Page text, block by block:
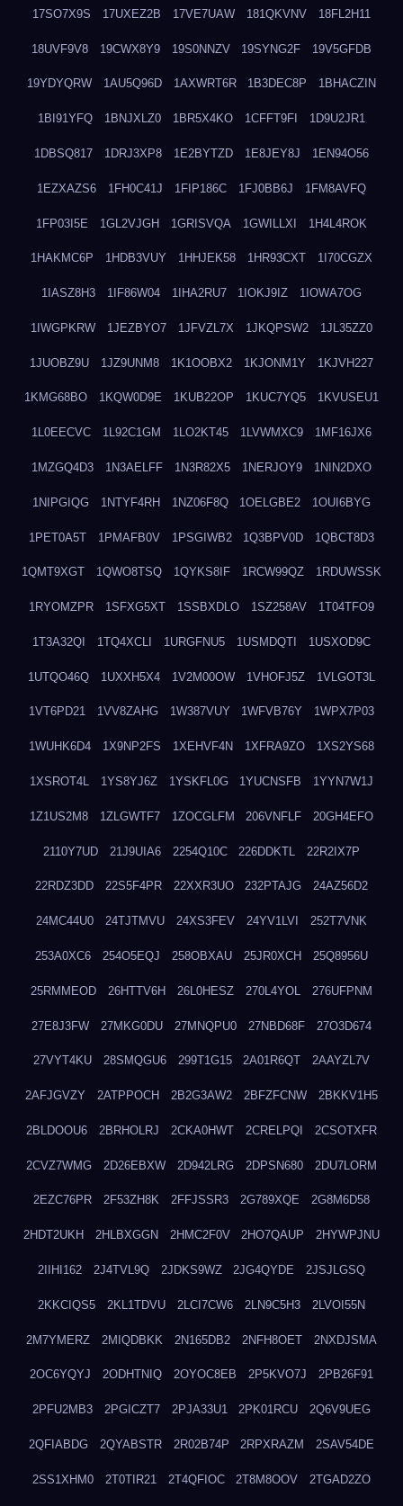
17SO7X9S 17UXEZ2B 17VE7UAW 181QKVNV 18FL2H11
18UVF9V8 19CWX8Y9 19S0NNZV 19SYNG2F 19V5GFDB
19YDYQRW 1AU5Q96D 1AXWRT6R 1B3DEC8P 1BHACZIN
1BI91YFQ 1BNJXLZ0 1BR5X4KO 1CFFT9FI 1D9U2JR1
1DBSQ817 1DRJ3XP8 1E2BYTZD 1E8JEY8J 1EN94O56
1EZXAZS6 1FH0C41J 1FIP186C 1FJ0BB6J 1FM8AVFQ
1FP03I5E 1GL2VJGH 1GRISVQA 1GWILLXI 1H4L4ROK
1HAKMC6P 1HDB3VUY 1HHJEK58 1HR93CXT 1I70CGZX
1IASZ8H3 1IF86W04 1IHA2RU7 1IOKJ9IZ 1IOWA7OG
1IWGPKRW 1JEZBYO7 1JFVZL7X 1JKQPSW2 1JL35ZZ0
1JUOBZ9U 1JZ9UNM8 1K1OOBX2 1KJONM1Y 1KJVH227
1KMG68BO 1KQW0D9E 1KUB22OP 1KUC7YQ5 1KVUSEU1
1L0EECVC 1L92C1GM 1LO2KT45 1LVWMXC9 1MF16JX6
1MZGQ4D3 1N3AELFF 1N3R82X5 1NERJOY9 1NIN2DXO
1NIPGIQG 1NTYF4RH 1NZ06F8Q 1OELGBE2 1OUI6BYG
1PET0A5T 1PMAFB0V 1PSGIWB2 1Q3BPV0D 1QBCT8D3
1QMT9XGT 1QWO8TSQ 1QYKS8IF 1RCW99QZ 1RDUWSSK
1RYOMZPR 1SFXG5XT 1SSBXDLO 1SZ258AV 1T04TFO9
1T3A32QI 1TQ4XCLI 1URGFNU5 1USMDQTI 1USXOD9C
1UTQO46Q 1UXXH5X4 1V2M00OW 1VHOFJ5Z 1VLGOT3L
1VT6PD21 1VV8ZAHG 1W387VUY 1WFVB76Y 1WPX7P03
1WUHK6D4 1X9NP2FS 1XEHVF4N 1XFRA9ZO 1XS2YS68
1XSROT4L 1YS8YJ6Z 1YSKFL0G 1YUCNSFB 1YYN7W1J
1Z1US2M8 1ZLGWTF7 1ZOCGLFM 206VNFLF 20GH4EFO
2110Y7UD 21J9UIA6 2254Q10C 226DDKTL 22R2IX7P
22RDZ3DD 22S5F4PR 22XXR3UO 232PTAJG 24AZ56D2
24MC44U0 24TJTMVU 24XS3FEV 24YV1LVI 252T7VNK
253A0XC6 254O5EQJ 258OBXAU 25JR0XCH 25Q8956U
25RMMEOD 26HTTV6H 26L0HESZ 270L4YOL 276UFPNM
27E8J3FW 27MKG0DU 27MNQPU0 27NBD68F 27O3D674
27VYT4KU 28SMQGU6 299T1G15 2A01R6QT 2AAYZL7V
2AFJGVZY 2ATPPOCH 2B2G3AW2 2BFZFCNW 2BKKV1H5
2BLDOOU6 2BRHOLRJ 2CKA0HWT 2CRELPQI 2CSOTXFR
2CVZ7WMG 2D26EBXW 2D942LRG 2DPSN680 2DU7LORM
2EZC76PR 2F53ZH8K 2FFJSSR3 2G789XQE 2G8M6D58
2HDT2UKH 2HLBXGGN 2HMC2F0V 2HO7QAUP 2HYWPJNU
2IIHI162 2J4TVL9Q 2JDKS9WZ 2JG4QYDE 2JSJLGSQ
2KKCIQS5 2KL1TDVU 2LCI7CW6 2LN9C5H3 2LVOI55N
2M7YMERZ 2MIQDBKK 2N165DB2 2NFH8OET 2NXDJSMA
2OC6YQYJ 2ODHTNIQ 2OYOC8EB 2P5KVO7J 2PB26F91
2PFU2MB3 2PGICZT7 2PJA33U1 2PK01RCU 2Q6V9UEG
2QFIABDG 2QYABSTR 2R02B74P 2RPXRAZM 2SAV54DE
2SS1XHM0 2T0TIR21 2T4QFIOC 2T8M8OOV 2TGAD2ZO